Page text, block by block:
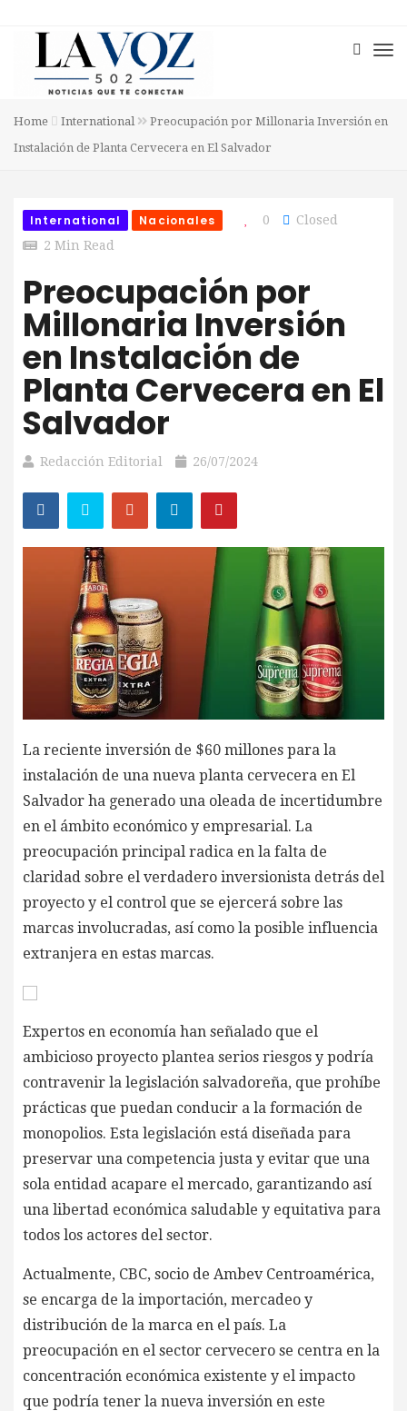
Home International
Preocupación por Millonaria Inversión en
Instalación de Planta Cervecera en El Salvador
International Nacionales 0
Closed
2 Min Read
Preocupación por
Millonaria Inversión
en Instalación de
Planta Cervecera en El
Salvador
Redacción Editorial 26/07/2024
La reciente inversión de $60 millones para la
instalación de una nueva planta cervecera en El
Salvador ha generado una oleada de incertidumbre
en el ámbito económico y empresarial. La
preocupación principal radica en la falta de
claridad sobre el verdadero inversionista detrás del
proyecto y el control que se ejercerá sobre las
marcas involucradas, así como la posible influencia
extranjera en estas marcas.
Expertos en economía han señalado que el
ambicioso proyecto plantea serios riesgos y podría
contravenir la legislación salvadoreña, que prohíbe
prácticas que puedan conducir a la formación de
monopolios. Esta legislación está diseñada para
preservar una competencia justa y evitar que una
sola entidad acapare el mercado, garantizando así
una libertad económica saludable y equitativa para
todos los actores del sector.
Actualmente, CBC, socio de Ambev Centroamérica,
se encarga de la importación, mercadeo y
distribución de la marca en el país. La
preocupación en el sector cervecero se centra en la
concentración económica existente y el impacto
que podría tener la nueva inversión en este